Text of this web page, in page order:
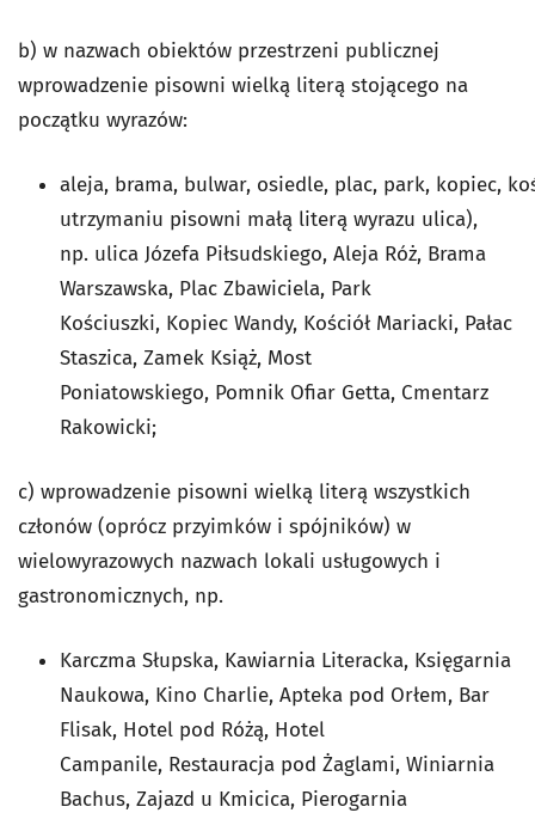
b) w nazwach obiektów przestrzeni publicznej
wprowadzenie pisowni wielką literą stojącego na
początku wyrazów:
aleja, brama, bulwar, osiedle, plac, park, kopiec,
utrzymaniu pisowni małą literą wyrazu ulica),
np. ulica Józefa Piłsudskiego, Aleja Róż, Brama
Warszawska, Plac Zbawiciela, Park
Kościuszki, Kopiec Wandy, Kościół Mariacki, Pałac
Staszica, Zamek Książ, Most
Poniatowskiego, Pomnik Ofiar Getta, Cmentarz
Rakowicki;
c) wprowadzenie pisowni wielką literą wszystkich
członów (oprócz przyimków i spójników) w
wielowyrazowych nazwach lokali usługowych i
gastronomicznych, np.
Karczma Słupska, Kawiarnia Literacka, Księgarnia
Naukowa, Kino Charlie, Apteka pod Orłem, Bar
Flisak, Hotel pod Różą, Hotel
Campanile, Restauracja pod Żaglami, Winiarnia
Bachus, Zajazd u Kmicica, Pierogarnia